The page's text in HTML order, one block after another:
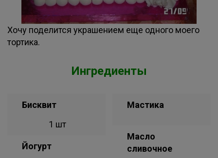
Хочу поделится украшением еще одного моего
тортика.
Ингредиенты
Бисквит
1 шт
Йогурт
Мастика
Масло
сливочное